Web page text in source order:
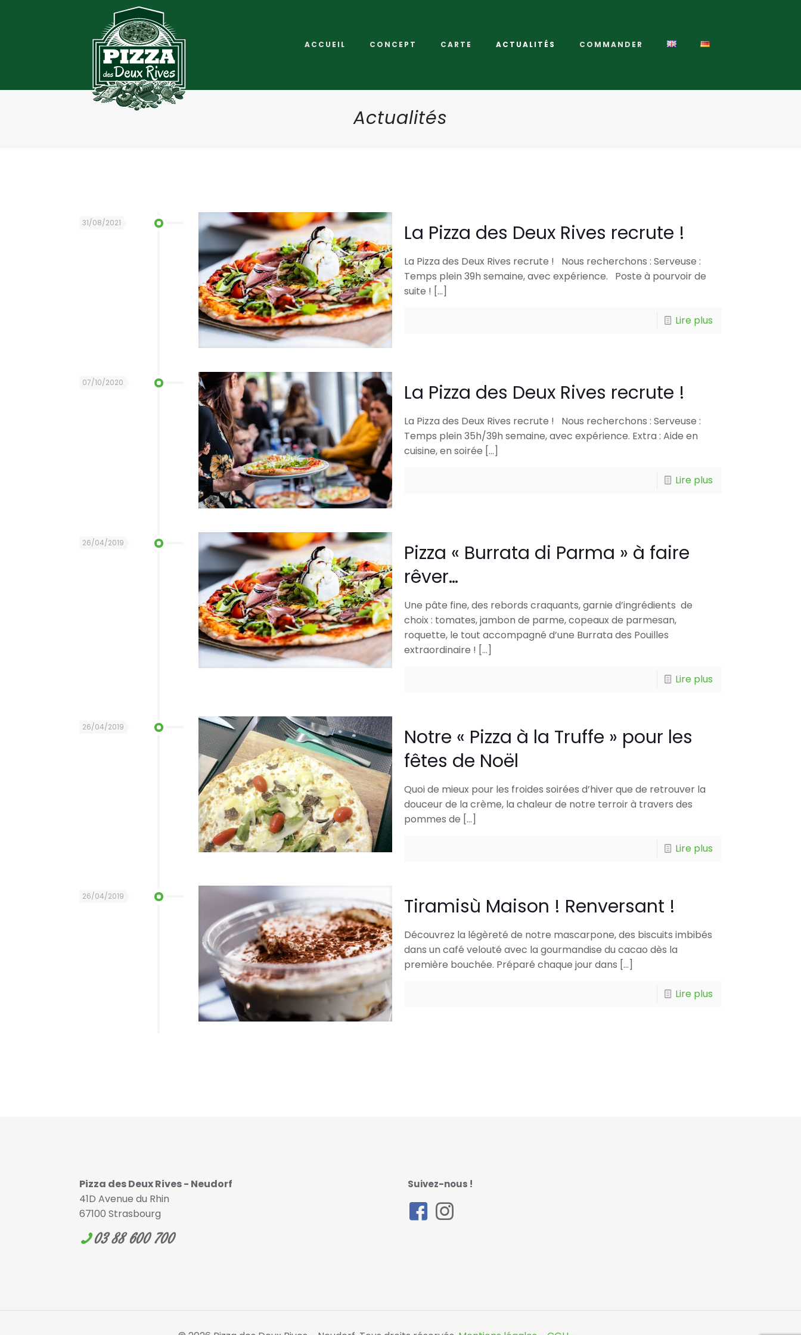
ACCUEIL CONCEPT CARTE ACTUALITÉS COMMANDER
Actualités
31/08/2021 La Pizza des Deux Rives recrute !
La Pizza des Deux Rives recrute ! Nous recherchons : Serveuse :
Temps plein 39h semaine, avec expérience. Poste à pourvoir de
suite ! […]
Lire plus
07/10/2020 La Pizza des Deux Rives recrute !
La Pizza des Deux Rives recrute ! Nous recherchons : Serveuse :
Temps plein 35h/39h semaine, avec expérience. Extra : Aide en
cuisine, en soirée […]
Lire plus
26/04/2019
Pizza « Burrata di Parma » à faire
rêver…
Une pâte fine, des rebords craquants, garnie d’ingrédients de
choix : tomates, jambon de parme, copeaux de parmesan,
roquette, le tout accompagné d’une Burrata des Pouilles
extraordinaire ! […]
Lire plus
26/04/2019
Notre « Pizza à la Truffe » pour les
fêtes de Noël
Quoi de mieux pour les froides soirées d’hiver que de retrouver la
douceur de la crème, la chaleur de notre terroir à travers des
pommes de […]
Lire plus
26/04/2019 Tiramisù Maison ! Renversant !
Découvrez la légèreté de notre mascarpone, des biscuits imbibés
dans un café velouté avec la gourmandise du cacao dès la
première bouchée. Préparé chaque jour dans […]
Lire plus
Pizza des Deux Rives - Neudorf
41D Avenue du Rhin
67100 Strasbourg
03 88 600 700
Suivez-nous !